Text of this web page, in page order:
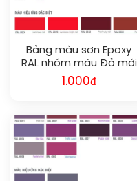
Bảng màu sơn Epoxy
RAL nhóm màu Đỏ mới
nhất | Chuẩn màu quốc
tế, bền đẹp cho mọi
1.000₫